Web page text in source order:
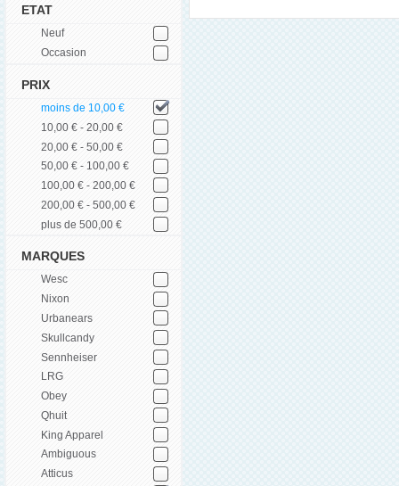
ETAT
Neuf
Occasion
PRIX
moins de 10,00 €
10,00 € - 20,00 €
20,00 € - 50,00 €
50,00 € - 100,00 €
100,00 € - 200,00 €
200,00 € - 500,00 €
plus de 500,00 €
MARQUES
Wesc
Nixon
Urbanears
Skullcandy
Sennheiser
LRG
Obey
Qhuit
King Apparel
Ambiguous
Atticus